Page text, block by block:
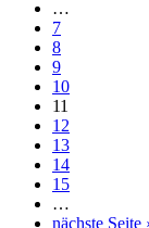
…
7
8
9
10
11
12
13
14
15
…
nächste Seite